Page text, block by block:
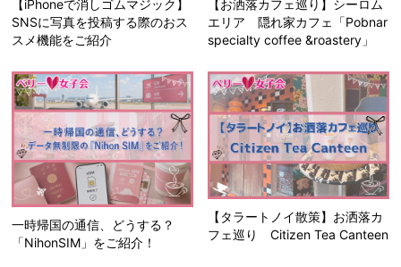
【iPhoneで消しゴムマジック】
SNSに写真を投稿する際のおス
スメ機能をご紹介
【お洒落カフェ巡り】シーロム
エリア 隠れ家カフェ「Pobnar
specialty coffee &roastery」
一時帰国の通信、どうする？
「NihonSIM」をご紹介！
【タラートノイ散策】お洒落カ
フェ巡り Citizen Tea Canteen